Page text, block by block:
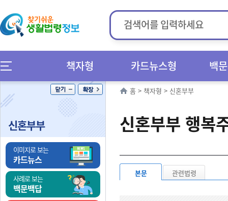
책자형 카드뉴스형 백
신혼부부
이미지로 보는
카드뉴스
사례로 보는
백문백답
홈 > 책자형 > 신혼부부
신혼부부 행복
본문 관련법령